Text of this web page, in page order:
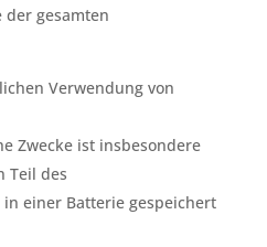
der gesamten
Verwendung von
Zwecke ist insbesondere
Teil des
in einer Batterie gespeichert